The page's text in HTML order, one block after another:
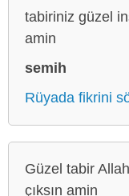
tabiriniz güzel
amin
semih
Rüyada fikrini
Güzel tabir
çıksın amin